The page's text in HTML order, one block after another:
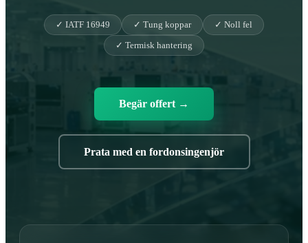
✓ IATF 16949 ✓ Tung koppar
✓ Noll fel
✓ Termisk hantering
Begär offert →
Prata med en fordonsingenjör